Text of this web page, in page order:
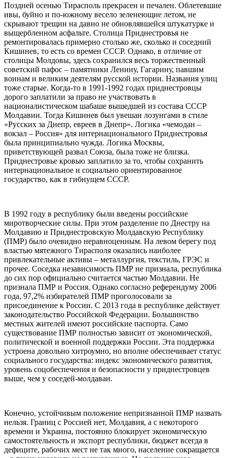
Поздней осенью Тирасполь прекрасен и печален. Облетевшие
ивы, буйно и по-южному весело зеленеющие летом, не
скрывают трещин на давно не обновлявшейся штукатурке и
выщербленном асфальте. Столица Приднестровья не
ремонтировалась примерно столько же, сколько и соседний
Кишинев, то есть со времен СССР. Однако, в отличие от
столицы Молдовы, здесь сохранился весь торжественный
советский пафос – памятники Ленину, Гагарину, павшим
воинам и великим деятелям русской истории. Названия улиц
тоже старые. Когда-то в 1991-1992 годах приднестровцы
дорого заплатили за право не участвовать в
националистическом шабаше вышедшей из состава СССР
Молдавии. Тогда Кишинев был увешан лозунгами в стиле
«Русских за Днепр, евреев в Днепр». Логика «чемодан –
вокзал – Россия» для интернационального Приднестровья
была принципиально чужда. Логика Москвы,
приветствующей развал Союза, была тоже не близка.
Приднестровье кровью заплатило за то, чтобы сохранить
интернациональное и социально ориентированное
государство, как в гибнущем СССР.
В 1992 году в республику были введены российские
миротворческие силы. При этом разделение по Днестру на
Молдавию и Приднестровскую Молдавскую Республику
(ПМР) было очевидно неравноценным. На левом берегу под
властью мятежного Тирасполя оказались наиболее
привлекательные активы – металлургия, текстиль, ГРЭС и
прочее. Соседка независимость ПМР не признала, республика
до сих пор официально считается частью Молдавии. Не
признала ПМР и Россия. Однако согласно референдуму 2006
года, 97,2% избирателей ПМР проголосовали за
присоединение к России. С 2013 года в республике действует
законодательство Российской Федерации. Большинство
местных жителей имеют российские паспорта. Само
существование ПМР полностью зависит от экономической,
политической и военной поддержки России. Эта поддержка
устроена довольно хитроумно, но вполне обеспечивает статус
социального государства: индекс экономического развития,
уровень соцобеспечения и безопасности у приднестровцев
выше, чем у соседей-молдаван.
Конечно, устойчивым положение непризнанной ПМР назвать
нельзя. Границ с Россией нет, Молдавия, а с некоторого
времени и Украина, постоянно блокирует экономическую
самостоятельность и экспорт республики, бюджет всегда в
дефиците, рабочих мест не так много, население сокращается